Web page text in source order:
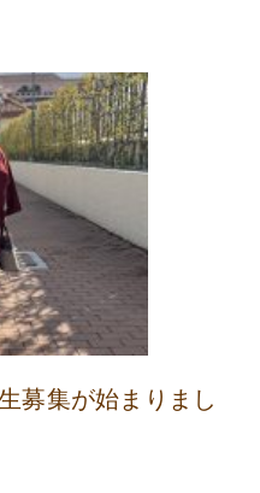
募集が始まりまし